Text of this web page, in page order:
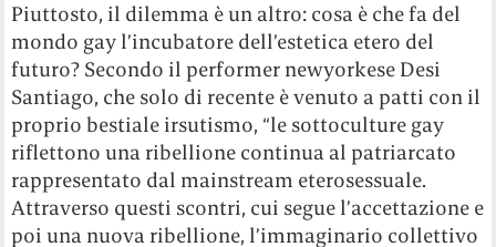
Piuttosto, il dilemma è un altro: cosa è che fa del
mondo gay l’incubatore dell’estetica etero del
futuro? Secondo il performer newyorkese Desi
Santiago, che solo di recente è venuto a patti con il
proprio bestiale irsutismo, “le sottoculture gay
riflettono una ribellione continua al patriarcato
rappresentato dal mainstream eterosessuale.
Attraverso questi scontri, cui segue l’accettazione e
poi una nuova ribellione, l’immaginario collettivo